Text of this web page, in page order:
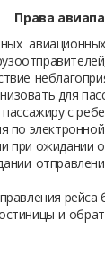
Права
для
с
при ожидании
и